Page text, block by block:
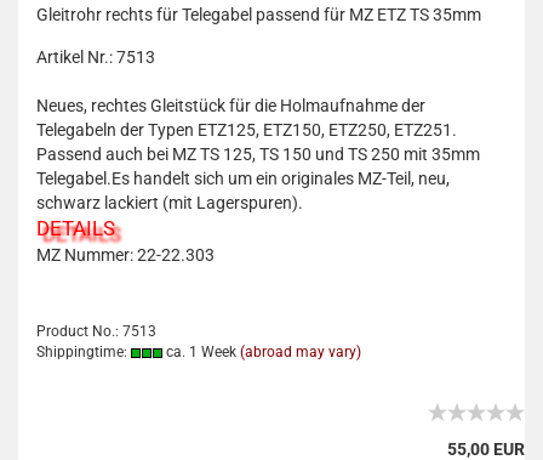
Gleitrohr rechts für Telegabel passend für MZ ETZ TS 35mm
Artikel Nr.: 7513
Neues, rechtes Gleitstück für die Holmaufnahme der
Telegabeln der Typen ETZ125, ETZ150, ETZ250, ETZ251.
Passend auch bei MZ TS 125, TS 150 und TS 250 mit 35mm
Telegabel.Es handelt sich um ein originales MZ-Teil, neu,
schwarz lackiert (mit Lagerspuren).
DETAILS
MZ Nummer: 22-22.303
Product No.: 7513
Shippingtime:
ca. 1 Week (abroad may vary)
55,00 EUR